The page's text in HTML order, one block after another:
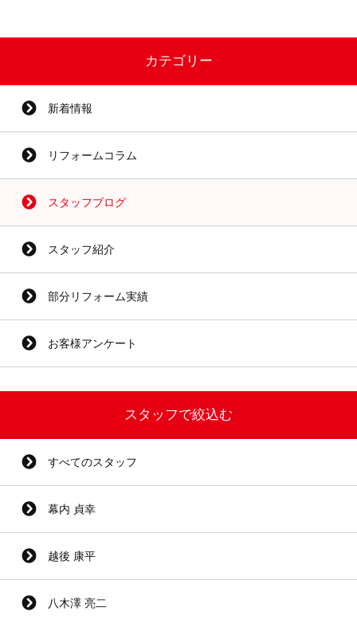
カテゴリー
新着情報
リフォームコラム
スタッフブログ
スタッフ紹介
部分リフォーム実績
お客様アンケート
スタッフで絞込む
すべてのスタッフ
幕内 貞幸
越後 康平
八木澤 亮二